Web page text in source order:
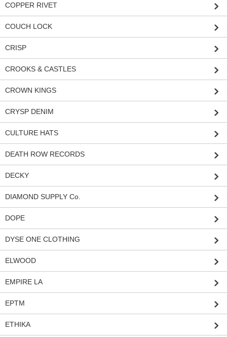
COPPER RIVET
COUCH LOCK
CRISP
CROOKS & CASTLES
CROWN KINGS
CRYSP DENIM
CULTURE HATS
DEATH ROW RECORDS
DECKY
DIAMOND SUPPLY Co.
DOPE
DYSE ONE CLOTHING
ELWOOD
EMPIRE LA
EPTM
ETHIKA